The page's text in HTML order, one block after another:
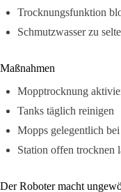
Trocknungsfunktion
Schmutzwasser zu
Maßnahmen
Mopptrocknung
Tanks täglich reinigen
Mopps gelegentlich
Station offen trocknen
Der Roboter macht